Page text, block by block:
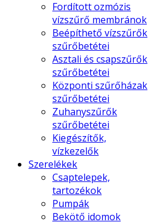
Fordított ozmózis
vízszűrő membránok
Beépíthető vízszűrők
szűrőbetétei
Asztali és csapszűrők
szűrőbetétei
Központi szűrőházak
szűrőbetétei
Zuhanyszűrők
szűrőbetétei
Kiegészítők,
vízkezelők
Szerelékek
Csaptelepek,
tartozékok
Pumpák
Bekötő idomok